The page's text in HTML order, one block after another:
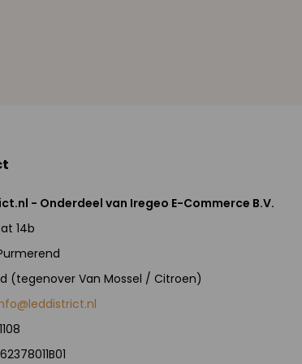
- Onderdeel van Iregeo E-Commerce B.V.
14b
(tegenover Van Mossel / Citroen)